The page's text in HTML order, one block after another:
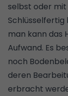
selbst oder
man kann das
Aufwand. Es
noch
deren
erbracht